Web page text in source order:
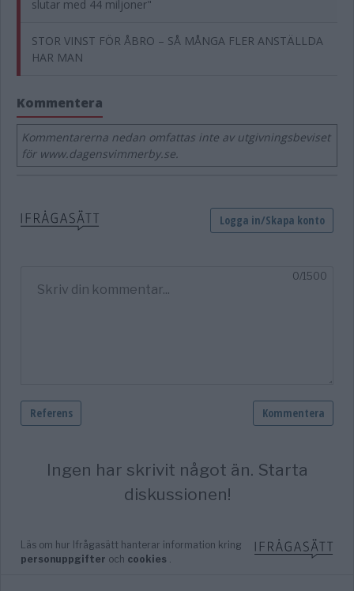
slutar med 44 miljoner"
STOR VINST FÖR ÅBRO – SÅ MÅNGA FLER ANSTÄLLDA
HAR MAN
Kommentera
Kommentarerna nedan omfattas inte av utgivningsbeviset
för www.dagensvimmerby.se.